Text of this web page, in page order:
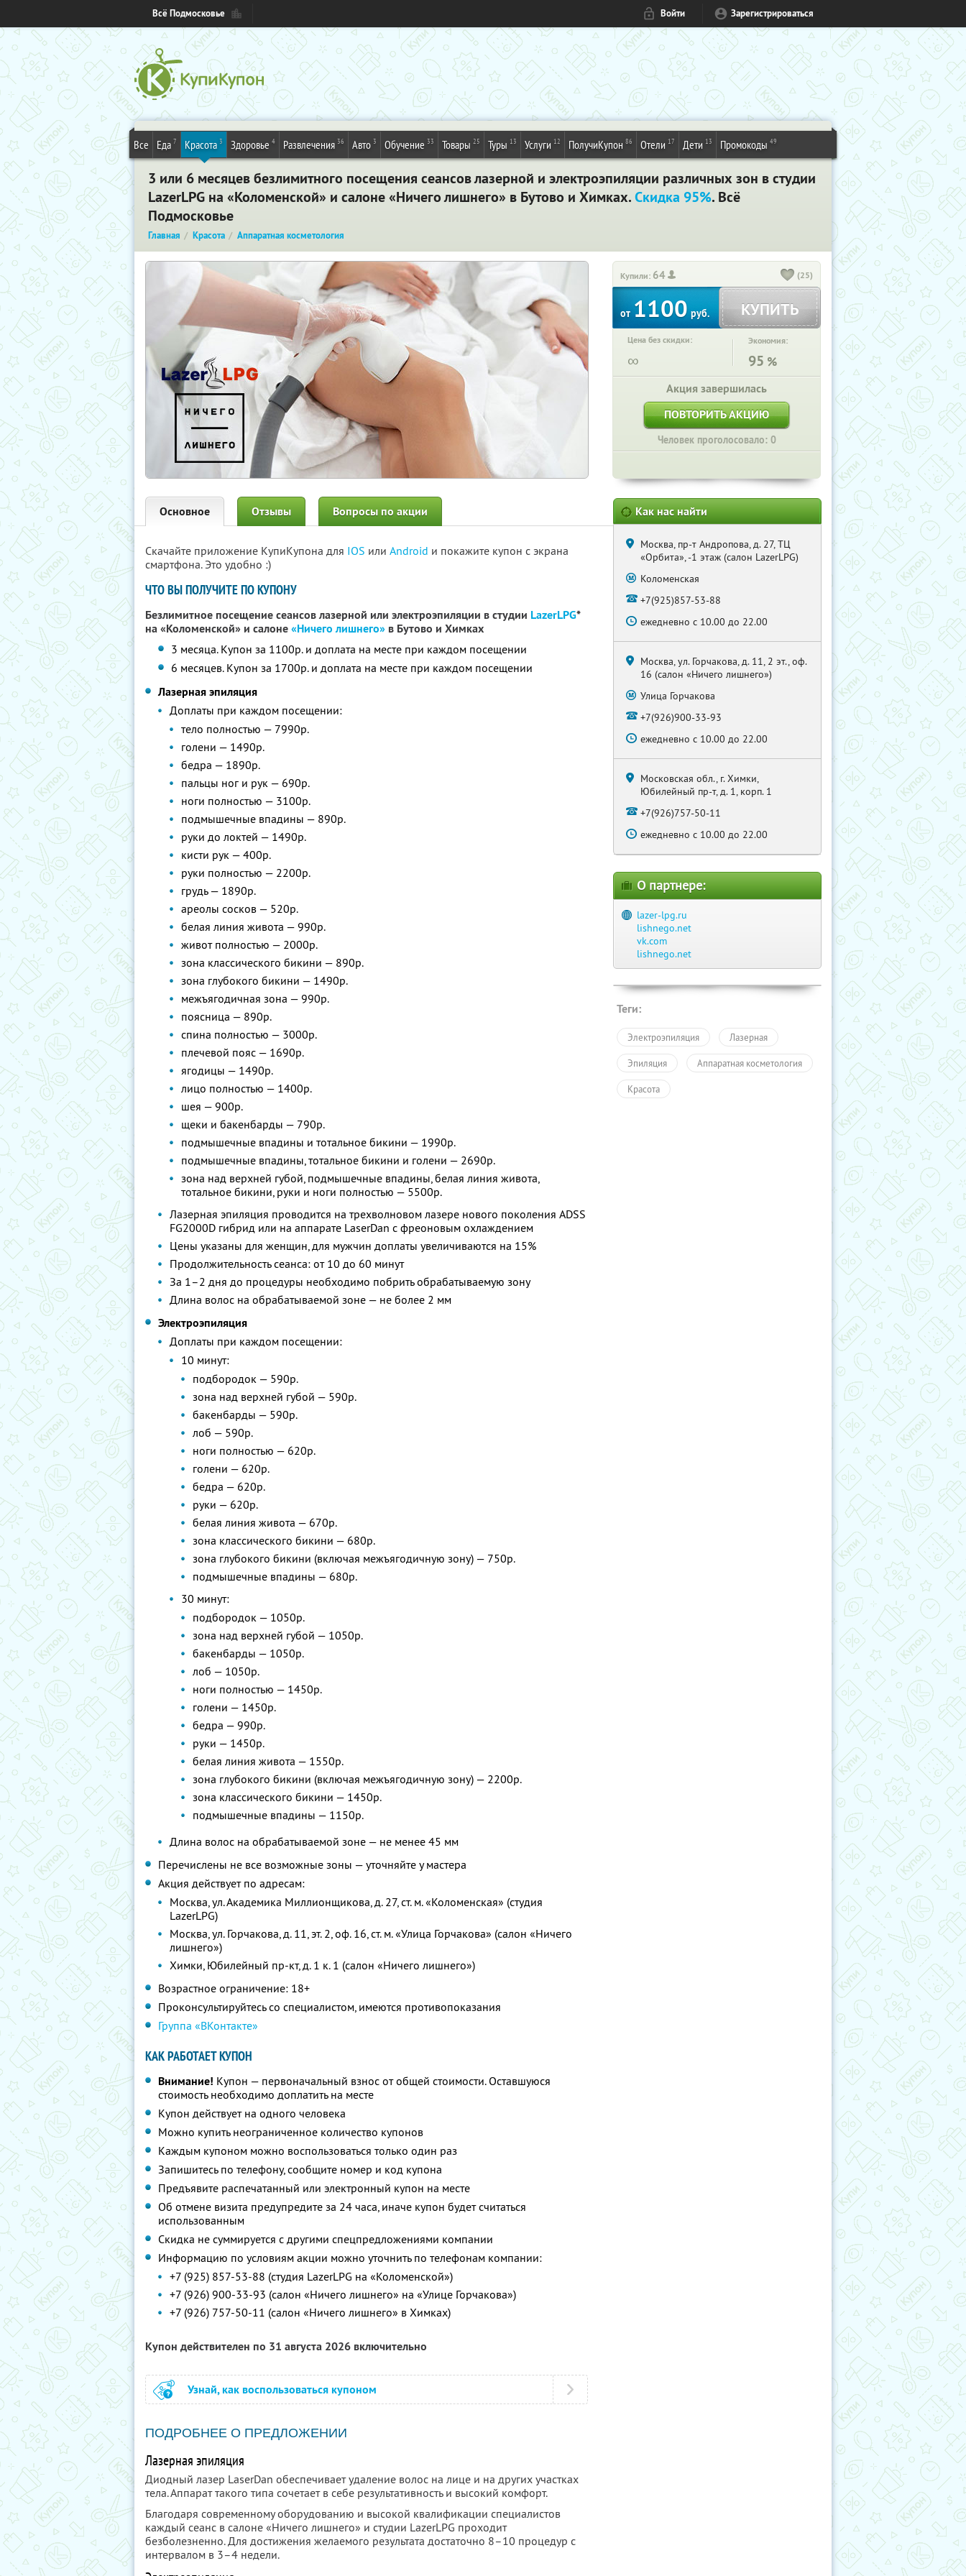
Всё Подмосковье Войти Зарегистрироваться
Все Еда 7 Красота 3 Здоровье 4 Развлечения 36 Авто 3 Обучение 33 Товары 25 Туры 13 Услуги 12 ПолучиКупон 86 Отели 17 Дети 13 Промокоды 49
3 или 6 месяцев безлимитного посещения сеансов лазерной и электроэпиляции различных зон в студии
LazerLPG на «Коломенской» и салоне «Ничего лишнего» в Бутово и Химках.Скидка 95%. Всё
Подмосковье
Главная Красота Аппаратная косметология
Купили: 64 (25)
от 1100 руб. КУПИТЬ
Цена без скидки:
∞
Экономия:
95 %
Акция завершилась
ПОВТОРИТЬ АКЦИЮ
Человек проголосовало: 0
Основное Отзывы Вопросы по акции
Скачайте приложение КупиКупона для IOS или Android и покажите купон с экрана
смартфона. Это удобно :)
ЧТО ВЫ ПОЛУЧИТЕ ПО КУПОНУ
Безлимитное посещение сеансов лазерной или электроэпиляции в студии LazerLPG*
на «Коломенской» и салоне«Ничего лишнего» в Бутово и Химках
3 месяца. Купон за 1100р. и доплата на месте при каждом посещении
6 месяцев. Купон за 1700р. и доплата на месте при каждом посещении
Лазерная эпиляция
Доплаты при каждом посещении:
тело полностью — 7990р.
голени — 1490р.
бедра — 1890р.
пальцы ног и рук — 690р.
ноги полностью — 3100р.
подмышечные впадины — 890р.
руки до локтей — 1490р.
кисти рук — 400р.
руки полностью — 2200р.
грудь — 1890р.
ареолы сосков — 520р.
белая линия живота — 990р.
живот полностью — 2000р.
зона классического бикини — 890р.
зона глубокого бикини — 1490р.
межъягодичная зона — 990р.
поясница — 890р.
спина полностью — 3000р.
плечевой пояс — 1690р.
ягодицы — 1490р.
лицо полностью — 1400р.
шея — 900р.
щеки и бакенбарды — 790р.
подмышечные впадины и тотальное бикини — 1990р.
подмышечные впадины, тотальное бикини и голени — 2690р.
зона над верхней губой, подмышечные впадины, белая линия живота,
тотальное бикини, руки и ноги полностью — 5500р.
Лазерная эпиляция проводится на трехволновом лазере нового поколения ADSS
FG2000D гибрид или на аппарате LaserDan с фреоновым охлаждением
Цены указаны для женщин, для мужчин доплаты увеличиваются на 15%
Продолжительность сеанса: от 10 до 60 минут
За 1–2 дня до процедуры необходимо побрить обрабатываемую зону
Длина волос на обрабатываемой зоне — не более 2 мм
Электроэпиляция
Доплаты при каждом посещении:
10 минут:
подбородок — 590р.
зона над верхней губой — 590р.
бакенбарды — 590р.
лоб — 590р.
ноги полностью — 620р.
голени — 620р.
бедра — 620р.
руки — 620р.
белая линия живота — 670р.
зона классического бикини — 680р.
зона глубокого бикини (включая межъягодичную зону) — 750р.
подмышечные впадины — 680р.
30 минут:
подбородок — 1050р.
зона над верхней губой — 1050р.
бакенбарды — 1050р.
лоб — 1050р.
ноги полностью — 1450р.
голени — 1450р.
бедра — 990р.
руки — 1450р.
белая линия живота — 1550р.
зона глубокого бикини (включая межъягодичную зону) — 2200р.
зона классического бикини — 1450р.
подмышечные впадины — 1150р.
Длина волос на обрабатываемой зоне — не менее 45 мм
Перечислены не все возможные зоны — уточняйте у мастера
Акция действует по адресам:
Москва, ул. Академика Миллионщикова, д. 27, ст. м. «Коломенская» (студия
LazerLPG)
Москва, ул. Горчакова, д. 11, эт. 2, оф. 16, ст. м. «Улица Горчакова» (салон «Ничего
лишнего»)
Химки, Юбилейный пр-кт, д. 1 к. 1 (салон «Ничего лишнего»)
Возрастное ограничение: 18+
Проконсультируйтесь со специалистом, имеются противопоказания
Группа «ВКонтакте»
КАК РАБОТАЕТ КУПОН
Внимание! Купон — первоначальный взнос от общей стоимости. Оставшуюся
стоимость необходимо доплатить на месте
Купон действует на одного человека
Можно купить неограниченное количество купонов
Каждым купоном можно воспользоваться только один раз
Запишитесь по телефону, сообщите номер и код купона
Предъявите распечатанный или электронный купон на месте
Об отмене визита предупредите за 24 часа, иначе купон будет считаться
использованным
Скидка не суммируется с другими спецпредложениями компании
Информацию по условиям акции можно уточнить по телефонам компании:
+7 (925) 857-53-88 (студия LazerLPG на «Коломенской»)
+7 (926) 900-33-93 (салон «Ничего лишнего» на «Улице Горчакова»)
+7 (926) 757-50-11 (салон «Ничего лишнего» в Химках)
Купон действителен по 31 августа 2026 включительно
Узнай, как воспользоваться купоном
ПОДРОБНЕЕ О ПРЕДЛОЖЕНИИ
Лазерная эпиляция
Диодный лазер LaserDan обеспечивает удаление волос на лице и на других участках
тела. Аппарат такого типа сочетает в себе результативность и высокий комфорт.
Благодаря современному оборудованию и высокой квалификации специалистов
каждый сеанс в салоне «Ничего лишнего» и студии LazerLPG проходит
безболезненно. Для достижения желаемого результата достаточно 8–10 процедур с
интервалом в 3–4 недели.
Как нас найти
Москва, пр-т Андропова, д. 27, ТЦ
«Орбита», -1 этаж (салон LazerLPG)
Коломенская
+7(925)857-53-88
ежедневно с 10.00 до 22.00
Москва, ул. Горчакова, д. 11, 2 эт., оф.
16 (салон «Ничего лишнего»)
Улица Горчакова
+7(926)900-33-93
ежедневно с 10.00 до 22.00
Московская обл., г. Химки,
Юбилейный пр-т, д. 1, корп. 1
+7(926)757-50-11
ежедневно с 10.00 до 22.00
О партнере:
lazer-lpg.ru
lishnego.net
vk.com
lishnego.net
Теги:
Электроэпиляция Лазерная
Эпиляция Аппаратная косметология
Красота